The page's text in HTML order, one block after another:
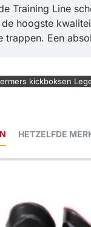
Training Line
hoogste
trappen. Een
kickboksen
HETZELFDE